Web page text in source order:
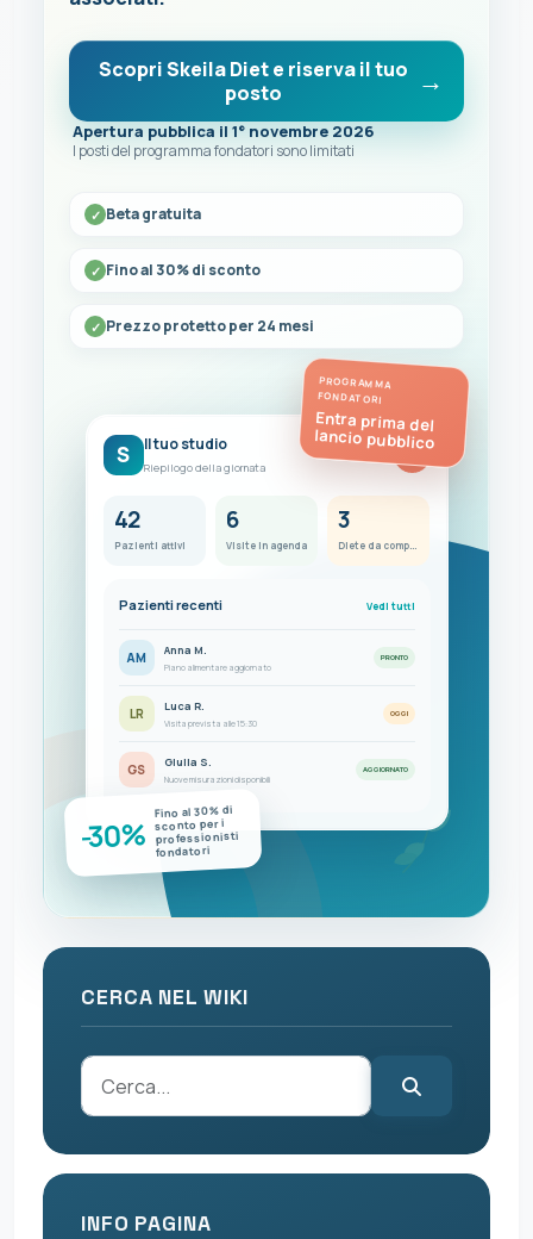
Scopri Skeila Diet e riserva il tuo
posto
Apertura pubblica il 1° novembre 2026
I posti del programma fondatori sono limitati
Beta gratuita
Fino al 30% di sconto
Prezzo protetto per 24 mesi
PROGRAMMA
FONDATORI
Entra prima del
lancio pubblico
S Il tuo studio
Riepilogo della giornata
FC
42
Pazienti attivi
6
Visite in agenda
3
Pazienti recenti Vedi tutti
AM Anna M.
Piano alimentare aggiornato
PRONTO
LR Luca R.
Visita prevista alle 15:30
OGGI
GS Giulia S.
Nuove misurazioni disponibili
AGGIORNATO
-30%
Fino al 30% di
sconto per i
professionisti
fondatori
CERCA NEL WIKI
INFO PAGINA